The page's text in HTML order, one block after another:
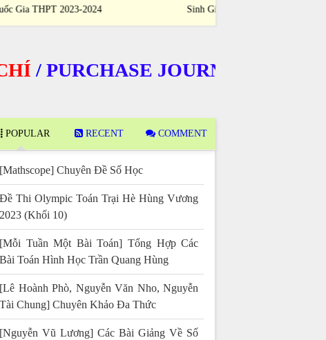
Sinh Giỏi Quốc Gia THPT 2023-2024
PURCHASE JOURNALS
POPULAR RECENT COMMENT
[Mathscope] Chuyên Đề Số Học
Đề Thi Olympic Toán Trại Hè Hùng Vương
2023 (Khối 10)
[Mỗi Tuần Một Bài Toán] Tổng Hợp Các
Bài Toán Hình Học Trần Quang Hùng
[Lê Hoành Phò, Nguyễn Văn Nho, Nguyễn
Tài Chung] Chuyên Khảo Đa Thức
[Nguyễn Vũ Lương] Các Bài Giảng Về Số